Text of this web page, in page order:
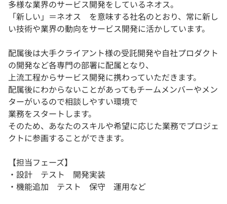
多様な業界のサービス開発をしているネオス。
「新しい」＝ネオス を意味する社名のとおり、常に新し
い技術や業界の動向をサービス開発に活かしています。
配属後は大手クライアント様の受託開発や自社プロダクト
の開発など各専門の部署に配属となり、
上流工程からサービス開発に携わっていただきます。
配属後にわからないことがあってもチームメンバーやメン
ターがいるので相談しやすい環境で
業務をスタートします。
そのため、あなたのスキルや希望に応じた業務でプロジェ
クトに参画することができます。
【担当フェーズ】
・設計 テスト 開発実装
・機能追加 テスト 保守 運用など